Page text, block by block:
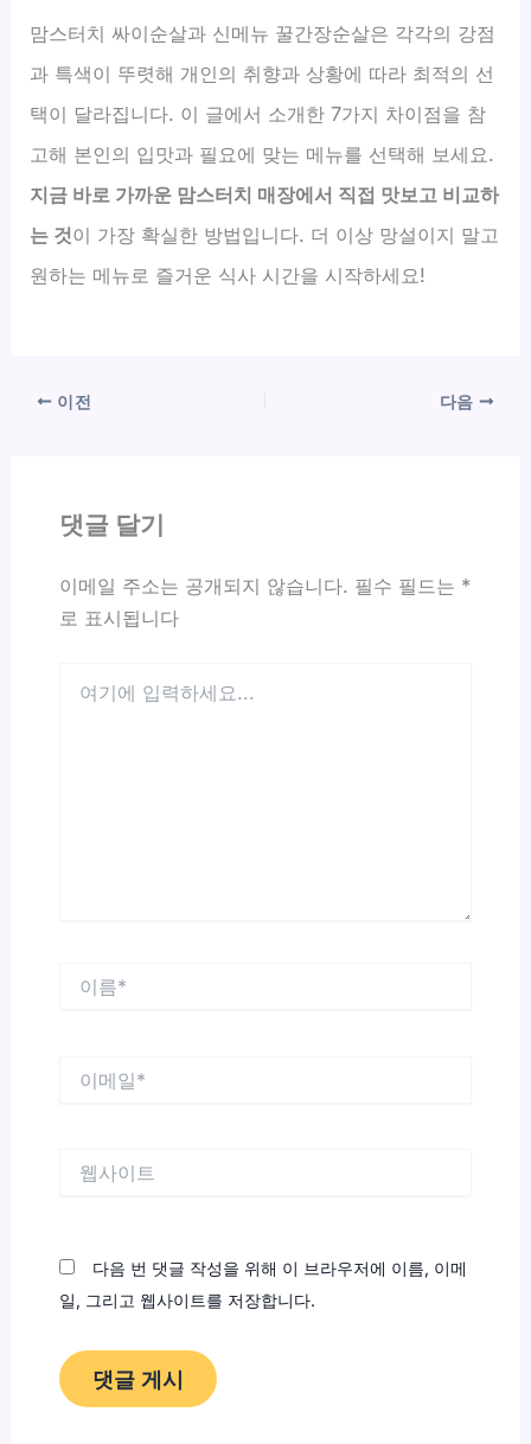
맘스터치 싸이순살과 신메뉴 꿀간장순살은 각각의 강점
과 특색이 뚜렷해 개인의 취향과 상황에 따라 최적의 선
택이 달라집니다. 이 글에서 소개한 7가지 차이점을 참
고해 본인의 입맛과 필요에 맞는 메뉴를 선택해 보세요.
지금 바로 가까운 맘스터치 매장에서 직접 맛보고 비교하
는 것이 가장 확실한 방법입니다. 더 이상 망설이지 말고
원하는 메뉴로 즐거운 식사 시간을 시작하세요!
이전 다음
댓글 달기
이메일 주소는 공개되지 않습니다. 필수 필드는 *
로 표시됩니다
다음 번 댓글 작성을 위해 이 브라우저에 이름, 이메
일, 그리고 웹사이트를 저장합니다.